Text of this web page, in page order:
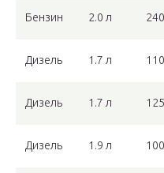
Бензин 2.0 л
Дизель 1.7 л
Дизель 1.7 л
Дизель 1.9 л